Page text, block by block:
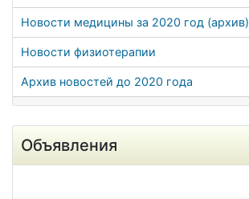
Новости медицины за 2020 год (архив)
Новости физиотерапии
Архив новостей до 2020 года
Объявления